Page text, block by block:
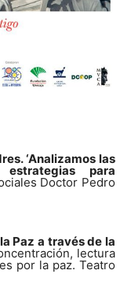
‘Analizamos las
para
Doctor Pedro
Paz a través de la
lectura
por la paz. Teatro